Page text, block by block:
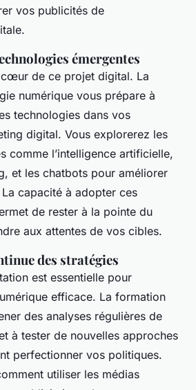
vos publicités de
émergentes
cœur de ce projet digital. La
numérique vous prépare à
technologies dans vos
digital. Vous explorerez les
comme l’intelligence artificielle,
et les chatbots pour améliorer
capacité à adopter ces
de rester à la pointe du
aux attentes de vos cibles.
des stratégies
est essentielle pour
efficace. La formation
des analyses régulières de
à tester de nouvelles approches
perfectionner vos politiques.
utiliser les médias